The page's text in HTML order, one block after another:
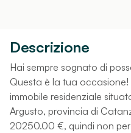
Descrizione
Hai sempre sognato di
Questa è la tua
immobile residenziale
Argusto, provincia di
20250.00 €, quindi non